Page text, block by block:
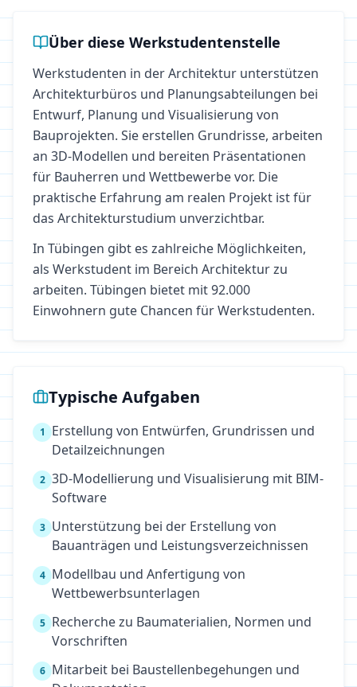
Über diese Werkstudentenstelle
Werkstudenten in der Architektur unterstützen
Architekturbüros und Planungsabteilungen bei
Entwurf, Planung und Visualisierung von
Bauprojekten. Sie erstellen Grundrisse, arbeiten
an 3D-Modellen und bereiten Präsentationen
für Bauherren und Wettbewerbe vor. Die
praktische Erfahrung am realen Projekt ist für
das Architekturstudium unverzichtbar.
In Tübingen gibt es zahlreiche Möglichkeiten,
als Werkstudent im Bereich Architekturzu
arbeiten. Tübingen bietet mit 92.000
Einwohnern gute Chancen für Werkstudenten.
Typische Aufgaben
1
Erstellung von Entwürfen, Grundrissen und
Detailzeichnungen
2 3D-Modellierung und Visualisierung mit BIM-
Software
3 Unterstützung bei der Erstellung von
Bauanträgen und Leistungsverzeichnissen
4 Modellbau und Anfertigung von
Wettbewerbsunterlagen
5 Recherche zu Baumaterialien, Normen und
Vorschriften
6 Mitarbeit bei Baustellenbegehungen und